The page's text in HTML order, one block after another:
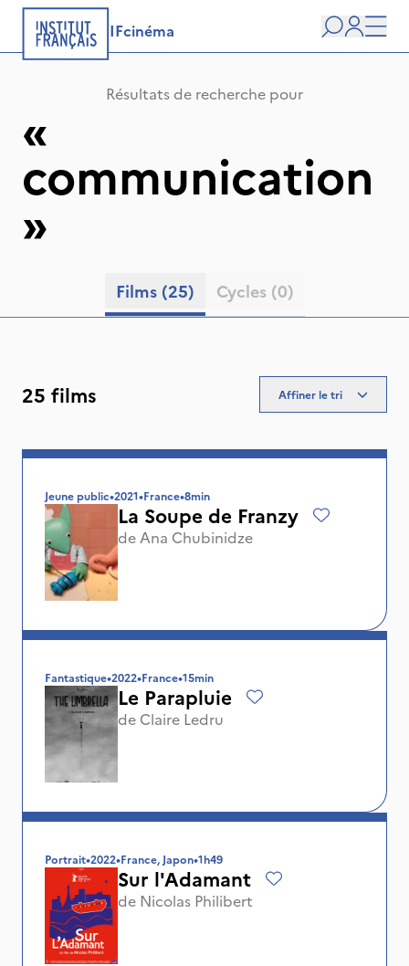
IFcinéma
user
Résultats de recherche pour
«
communication
»
Films (25) Cycles (0)
25 films Affiner le tri
Jeune public•2021•France•8min
La Soupe de Franzy
de Ana Chubinidze
Fantastique•2022•France•15min
Le Parapluie
de Claire Ledru
Portrait•2022•France, Japon•1h49
Sur l'Adamant
de Nicolas Philibert